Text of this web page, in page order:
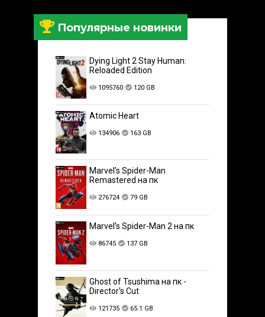
Популярные новинки
Dying Light 2 Stay Human:
Reloaded Edition
1095760 120 GB
Atomic Heart
134906 163 GB
Marvel’s Spider-Man
Remastered на пк
276724 79 GB
Marvel’s Spider-Man 2 на пк
86745 137 GB
Ghost of Tsushima на пк -
Director's Cut
121735 65.1 GB